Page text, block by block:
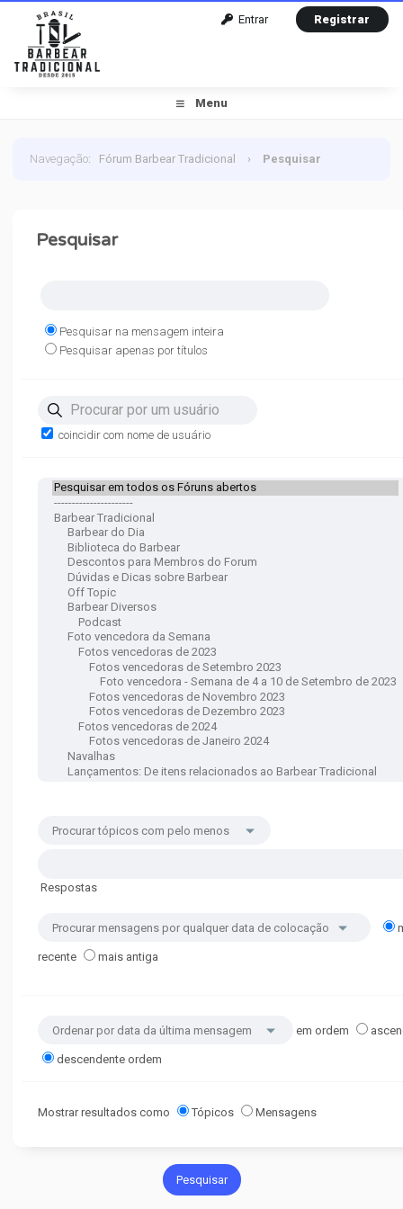
Entrar Registrar
Menu
Navegação: Fórum Barbear Tradicional › Pesquisar
Pesquisar
Pesquisar na mensagem inteira
Pesquisar apenas por títulos
Procurar por um usuário
coincidir com nome de usuário
Respostas
recente mais antiga
em ordem
descendente ordem
Mostrar resultados como Tópicos Mensagens